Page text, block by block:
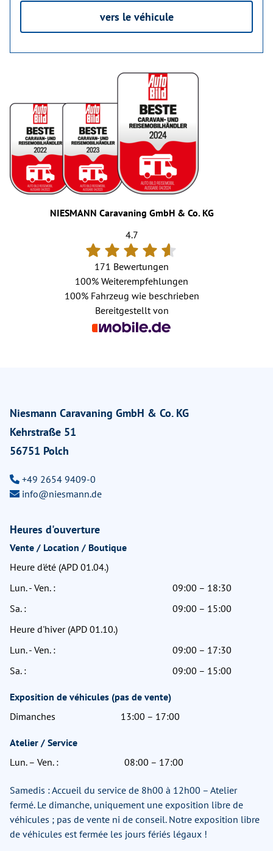
vers le véhicule
NIESMANN Caravaning GmbH & Co. KG
4.7
171 Bewertungen
100% Weiterempfehlungen
100%Fahrzeug wie beschrieben
Bereitgestellt von
Niesmann Caravaning GmbH & Co. KG
Kehrstraße 51
56751 Polch
+49 2654 9409-0
info@niesmann.de
Heures d'ouverture
Vente / Location / Boutique
Heure d'été (APD 01.04.)
Lun. - Ven. :
09:00 – 18:30
Sa. :
09:00 – 15:00
Heure d'hiver (APD 01.10.)
Lun. - Ven. :
09:00 – 17:30
Sa. :
09:00 – 15:00
Exposition de véhicules (pas de vente)
Dimanches
13:00 – 17:00
Atelier / Service
Lun. – Ven. :
08:00 – 17:00
Samedis : Accueil du service de 8h00 à 12h00 – Atelier
fermé. Le dimanche, uniquement une exposition libre de
véhicules ; pas de vente ni de conseil. Notre exposition libre
de véhicules est fermée les jours fériés légaux !